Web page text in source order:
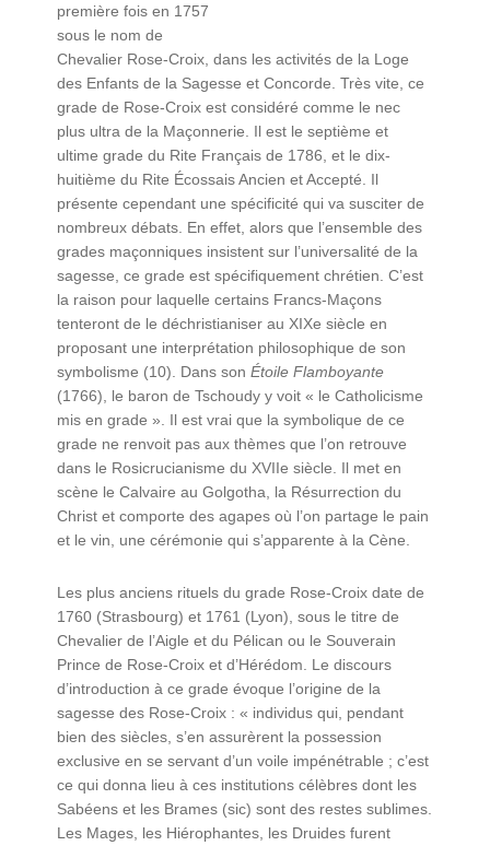
première fois en 1757
sous le nom de
Chevalier Rose-Croix, dans les activités de la Loge
des Enfants de la Sagesse et Concorde. Très vite, ce
grade de Rose-Croix est considéré comme le nec
plus ultra de la Maçonnerie. Il est le septième et
ultime grade du Rite Français de 1786, et le dix-
huitième du Rite Écossais Ancien et Accepté. Il
présente cependant une spécificité qui va susciter de
nombreux débats. En effet, alors que l’ensemble des
grades maçonniques insistent sur l’universalité de la
sagesse, ce grade est spécifiquement chrétien. C’est
la raison pour laquelle certains Francs-Maçons
tenteront de le déchristianiser au XIXe siècle en
proposant une interprétation philosophique de son
symbolisme (10). Dans sonÉtoile Flamboyante
(1766), le baron de Tschoudy y voit « le Catholicisme
mis en grade ». Il est vrai que la symbolique de ce
grade ne renvoit pas aux thèmes que l’on retrouve
dans le Rosicrucianisme du XVIIe siècle. Il met en
scène le Calvaire au Golgotha, la Résurrection du
Christ et comporte des agapes où l’on partage le pain
et le vin, une cérémonie qui s’apparente à la Cène.
Les plus anciens rituels du grade Rose-Croix date de
1760 (Strasbourg) et 1761 (Lyon), sous le titre de
Chevalier de l’Aigle et du Pélican ou le Souverain
Prince de Rose-Croix et d’Hérédom. Le discours
d’introduction à ce grade évoque l’origine de la
sagesse des Rose-Croix : « individus qui, pendant
bien des siècles, s’en assurèrent la possession
exclusive en se servant d’un voile impénétrable ; c’est
ce qui donna lieu à ces institutions célèbres dont les
Sabéens et les Brames (sic) sont des restes sublimes.
Les Mages, les Hiérophantes, les Druides furent